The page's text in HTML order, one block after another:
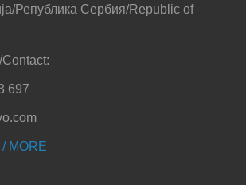
Република Сербия/Republic of
Contact:
697